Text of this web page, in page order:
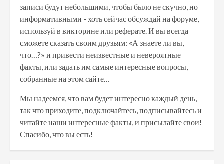
записи будут небольшими, чтобы было не скучно, но
информативными - хоть сейчас обсуждай на форуме,
используй в викторине или реферате. И вы всегда
сможете сказать своим друзьям: «А знаете ли вы,
что…?» и привести неизвестные и невероятные
факты, или задать им самые интересные вопросы,
собранные на этом сайте…
Мы надеемся, что вам будет интересно каждый день,
так что приходите, подключайтесь, подписывайтесь и
читайте наши интересные факты, и присылайте свои!
Спасибо, что вы есть!